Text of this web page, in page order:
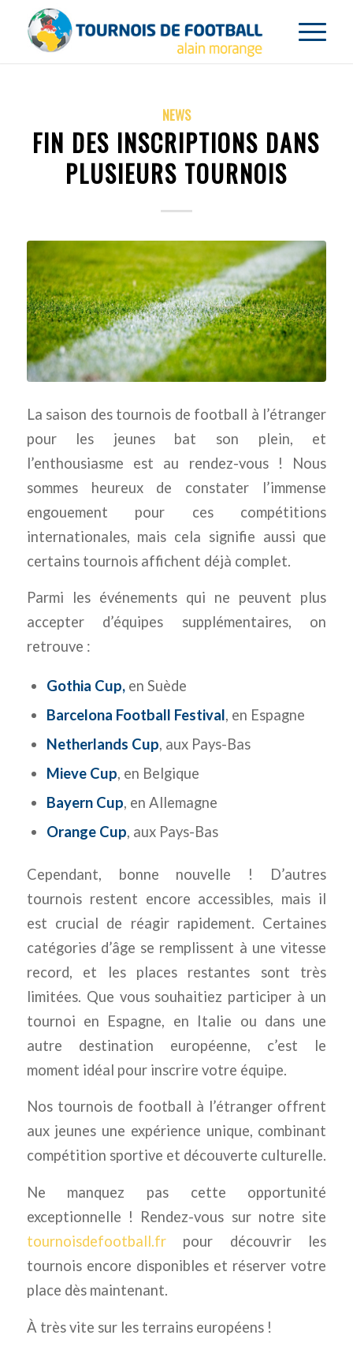
NEWS
FIN DES INSCRIPTIONS DANS
PLUSIEURS TOURNOIS
La saison des tournois de football à l’étranger
pour les jeunes bat son plein, et
l’enthousiasme est au rendez-vous ! Nous
sommes heureux de constater l’immense
engouement pour ces compétitions
internationales, mais cela signifie aussi que
certains tournois affichent déjà complet.
Parmi les événements qui ne peuvent plus
accepter d’équipes supplémentaires, on
retrouve :
Gothia Cup,en Suède
Barcelona Football Festival, en Espagne
Netherlands Cup, aux Pays-Bas
Mieve Cup, en Belgique
Bayern Cup, en Allemagne
Orange Cup, aux Pays-Bas
Cependant, bonne nouvelle ! D’autres
tournois restent encore accessibles, mais il
est crucial de réagir rapidement. Certaines
catégories d’âge se remplissent à une vitesse
record, et les places restantes sont très
limitées. Que vous souhaitiez participer à un
tournoi en Espagne, en Italie ou dans une
autre destination européenne, c’est le
moment idéal pour inscrire votre équipe.
Nos tournois de football à l’étranger offrent
aux jeunes une expérience unique, combinant
compétition sportive et découverte culturelle.
Ne manquez pas cette opportunité
exceptionnelle ! Rendez-vous sur notre site
tournoisdefootball.frpour découvrir les
tournois encore disponibles et réserver votre
place dès maintenant.
À très vite sur les terrains européens !